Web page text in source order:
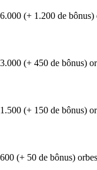
6.000 (+ 1.200 de bônus)
3.000 (+ 450 de bônus)
1.500 (+ 150 de bônus)
600 (+ 50 de bônus)